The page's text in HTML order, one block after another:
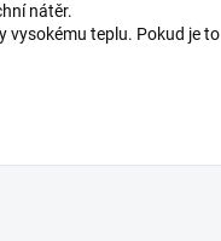
nátěr.
vysokému teplu. Pokud je to